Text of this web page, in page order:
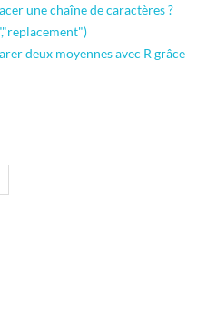
une chaîne de caractères ?
deux moyennes avec R grâce